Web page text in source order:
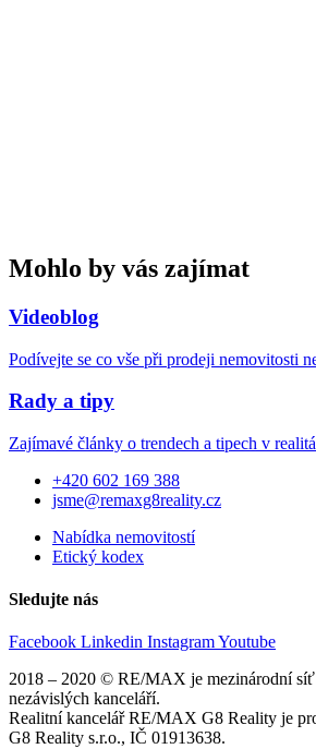
Mohlo by vás zajímat
Videoblog
Podívejte se co vše při prodeji nemovitosti
Rady a tipy
Zajímavé články o trendech a tipech v
+420 602 169 388
jsme@remaxg8reality.cz
Nabídka nemovitostí
Etický kodex
Sledujte nás
Facebook Linkedin InstagramYoutube
2018 – 2020 © RE/MAX je mezinárodní síť
nezávislých kanceláří.
Realitní kancelář RE/MAX G8 Reality je
G8 Reality s.r.o., IČ 01913638.